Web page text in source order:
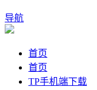
导航
首页
首页
TP手机端下载